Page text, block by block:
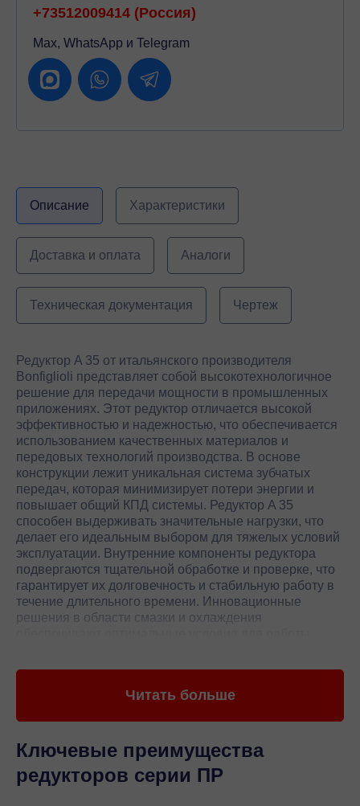
+73512009414 (Россия)
Max, WhatsApp и Telegram
Описание Характеристики
Доставка и оплата Аналоги
Техническая документация Чертеж
Редуктор A 35 от итальянского производителя
Bonfiglioli представляет собой высокотехнологичное
решение для передачи мощности в промышленных
приложениях. Этот редуктор отличается высокой
эффективностью и надежностью, что обеспечивается
использованием качественных материалов и
передовых технологий производства. В основе
конструкции лежит уникальная система зубчатых
передач, которая минимизирует потери энергии и
повышает общий КПД системы. Редуктор A 35
способен выдерживать значительные нагрузки, что
делает его идеальным выбором для тяжелых условий
эксплуатации. Внутренние компоненты редуктора
подвергаются тщательной обработке и проверке, что
гарантирует их долговечность и стабильную работу в
течение длительного времени. Инновационные
решения в области смазки и охлаждения
Редуктор A 35 от Bonfiglioli также отличается высокой
условиях, включая агрессивные среды. Компактные
размеры и легкий вес редуктора облегчают его
монтаж и обслуживание, что особенно важно для
Читать больше
Ключевые преимущества
редукторов серии ПР